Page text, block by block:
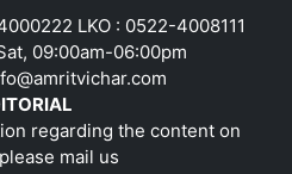
LKO : 0522-4008111
09:00am-06:00pm
regarding the content on
mail us